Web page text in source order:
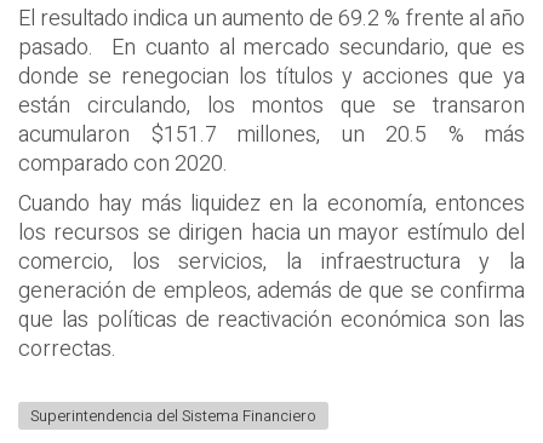
El resultado indica un aumento de 69.2 % frente al año
pasado. En cuanto al mercado secundario, que es
donde se renegocian los títulos y acciones que ya
están circulando, los montos que se transaron
acumularon $151.7 millones, un 20.5 % más
comparado con 2020.
Cuando hay más liquidez en la economía, entonces
los recursos se dirigen hacia un mayor estímulo del
comercio, los servicios, la infraestructura y la
generación de empleos, además de que se confirma
que las políticas de reactivación económica son las
correctas.
Superintendencia del Sistema Financiero